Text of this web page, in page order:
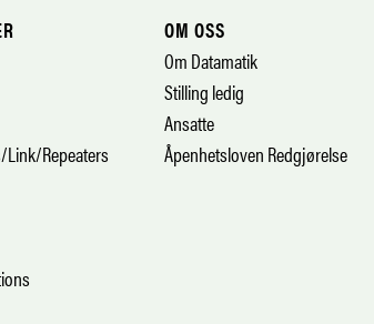
Link/Repeaters
OM OSS
Om Datamatik
Stilling ledig
Ansatte
Åpenhetsloven Redgjørelse